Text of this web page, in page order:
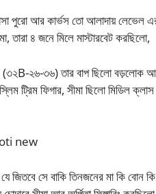
পুরো আর কার্ভস তো আলাদায় লেভেল
তারা ৪ জনে মিলে মাস্টারবেট করছিলো,
(৩২B-২৬-৩৬) তার বাপ ছিলো বড়লোক
ট্রিম ফিগার, সীমা ছিলো মিডিল
new
জিতবে সে বাকি তিনজনের মা কি বোন